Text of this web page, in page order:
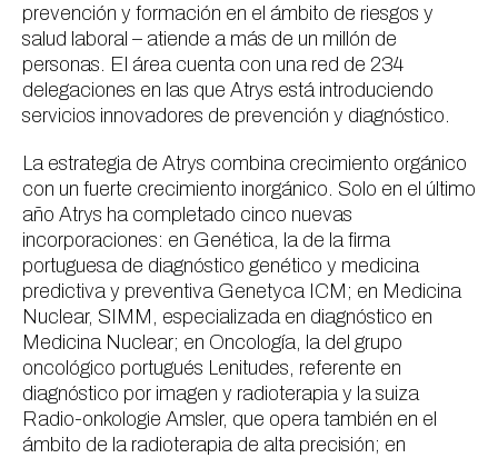
prevención y formación en el ámbito de riesgos y
salud laboral – atiende a más de un millón de
personas. El área cuenta con una red de 234
delegaciones en las que Atrys está introduciendo
servicios innovadores de prevención y diagnóstico.
La estrategia de Atrys combina crecimiento orgánico
con un fuerte crecimiento inorgánico. Solo en el último
año Atrys ha completado cinco nuevas
incorporaciones: en Genética, la de la firma
portuguesa de diagnóstico genético y medicina
predictiva y preventiva Genetyca ICM; en Medicina
Nuclear, SIMM, especializada en diagnóstico en
Medicina Nuclear; en Oncología, la del grupo
oncológico portugués Lenitudes, referente en
diagnóstico por imagen y radioterapia y la suiza
Radio-onkologie Amsler, que opera también en el
ámbito de la radioterapia de alta precisión; en